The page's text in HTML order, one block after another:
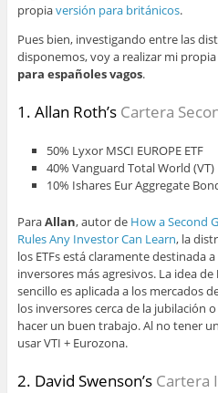
propiaversión para británicos.
Pues bien, investigando entre las
disponemos, voy a realizar mi
para españoles vagos.
1. Allan Roth’s Cartera
50% Lyxor MSCI EUROPE ETF
40% Vanguard Total World (VT)
10% Ishares Eur Aggregate
ParaAllan, autor de How a Second
Rules Any Investor Can Learn, la
los ETFs está claramente destinada
inversores más agresivos. La idea de
sencillo es aplicada a los mercados
los inversores cerca de la jubilación
hacer un buen trabajo. Al no tener
usar VTI + Eurozona.
2. David Swenson’s Cartera